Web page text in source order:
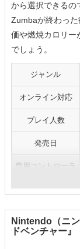
から選択できるの
Zumbaが終わっ
価や燃焼カロリー
でしょう。
ジャンル
オンライン対応
プレイ人数
発売日
専用コントローラ
Nintendo（ニ
ドベンチャー』